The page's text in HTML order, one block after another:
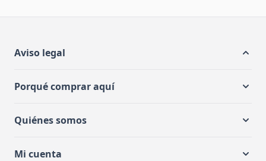
Aviso legal
Porqué comprar aquí
Quiénes somos
Mi cuenta